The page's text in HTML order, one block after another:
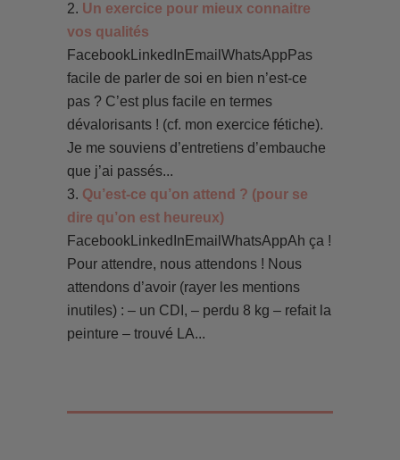
Un exercice pour mieux connaitre
vos qualités
FacebookLinkedInEmailWhatsAppPas
facile de parler de soi en bien n’est-ce
pas ? C’est plus facile en termes
dévalorisants ! (cf. mon exercice fétiche).
Je me souviens d’entretiens d’embauche
que j’ai passés...
Qu’est-ce qu’on attend ? (pour se
dire qu’on est heureux)
FacebookLinkedInEmailWhatsAppAh ça !
Pour attendre, nous attendons ! Nous
attendons d’avoir (rayer les mentions
inutiles) : – un CDI, – perdu 8 kg – refait la
peinture – trouvé LA...